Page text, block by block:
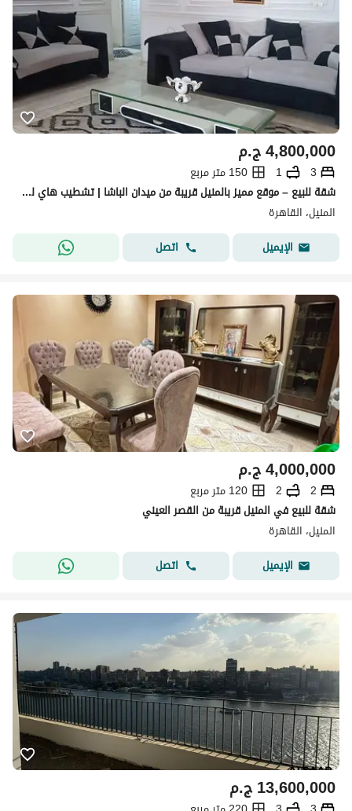
ج.م4,800,000
3
1
150 متر مربع
شقة للبيع – موقع مميز بالمنيل قريبة من ميدان الباشا | تشطيب هاي لوكس
المنيل، القاهرة
الإيميل
اتصل
ج.م4,000,000
2
2
120 متر مربع
شقة للبيع في المنيل قريبة من القصر العيني
المنيل، القاهرة
الإيميل
اتصل
ج.م13,600,000